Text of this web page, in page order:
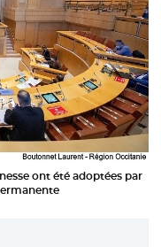
ont été adoptées par